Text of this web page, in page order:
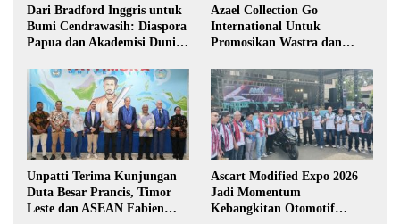
Dari Bradford Inggris untuk
Bumi Cendrawasih: Diaspora
Papua dan Akademisi Dunia
Indonesia Emas 2045
Azael Collection Go
International Untuk
Promosikan Wastra dan
Darwin Fusion ASEAN 2026
Unpatti Terima Kunjungan
Duta Besar Prancis, Timor
Leste dan ASEAN Fabien
Ascart Modified Expo 2026
Jadi Momentum
Kebangkitan Otomotif